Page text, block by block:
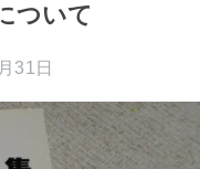
ついて
31日